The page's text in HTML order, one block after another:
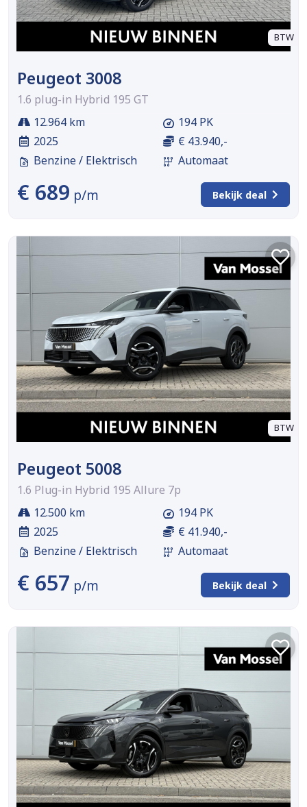
BTW
Peugeot 3008
1.6 plug-in Hybrid 195 GT
12.964 km
2025
Benzine / Elektrisch
194 PK
€ 43.940,-
Automaat
€ 689 p/m Bekijk deal
BTW
Peugeot 5008
1.6 Plug-in Hybrid 195 Allure 7p
12.500 km
2025
Benzine / Elektrisch
194 PK
€ 41.940,-
Automaat
€ 657 p/m Bekijk deal